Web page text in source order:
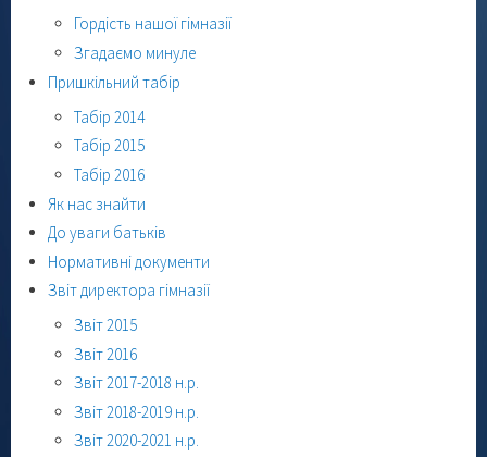
Гордість нашої гімназії
Згадаємо минуле
Пришкільний табір
Табір 2014
Табір 2015
Табір 2016
Як нас знайти
До уваги батьків
Нормативні документи
Звіт директора гімназії
Звіт 2015
Звіт 2016
Звіт 2017-2018 н.р.
Звіт 2018-2019 н.р.
Звіт 2020-2021 н.р.